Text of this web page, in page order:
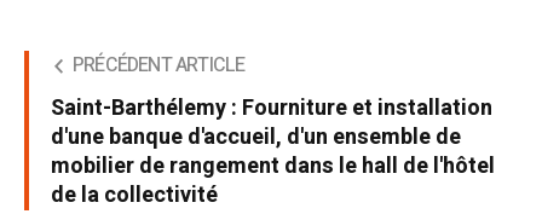
PRÉCÉDENT ARTICLE
Saint-Barthélemy : Fourniture et installation
d'une banque d'accueil, d'un ensemble de
mobilier de rangement dans le hall de l'hôtel
de la collectivité